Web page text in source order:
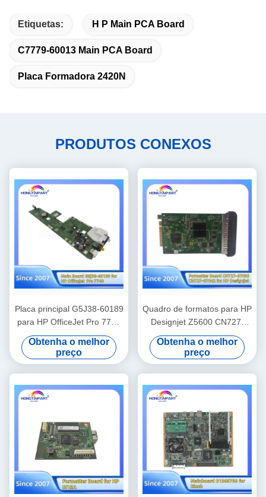
Etiquetas: H P Main PCA Board
C7779-60013 Main PCA Board
Placa Formadora 2420N
PRODUTOS CONEXOS
Placa principal G5J38-60189
para HP OfficeJet Pro 7740
Formatador de impressora
Placa lógica Peças
sobressalentes de escritório
Obtenha o melhor
preço
Quadro de formatos para HP
Designjet Z5600 CN727-
67035 CN727-67042 com
disco rígido HDD Quadro
principal Peças
sobressalentes Hongtaipart
Obtenha o melhor
preço